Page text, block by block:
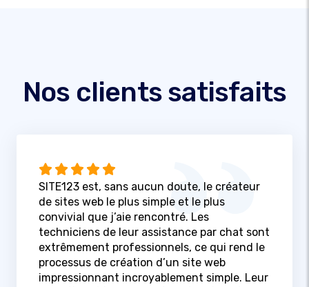
Nos clients satisfaits
SITE123 est, sans aucun doute, le créateur
de sites web le plus simple et le plus
convivial que j’aie rencontré. Les
techniciens de leur assistance par chat sont
extrêmement professionnels, ce qui rend le
processus de création d’un site web
impressionnant incroyablement simple. Leur